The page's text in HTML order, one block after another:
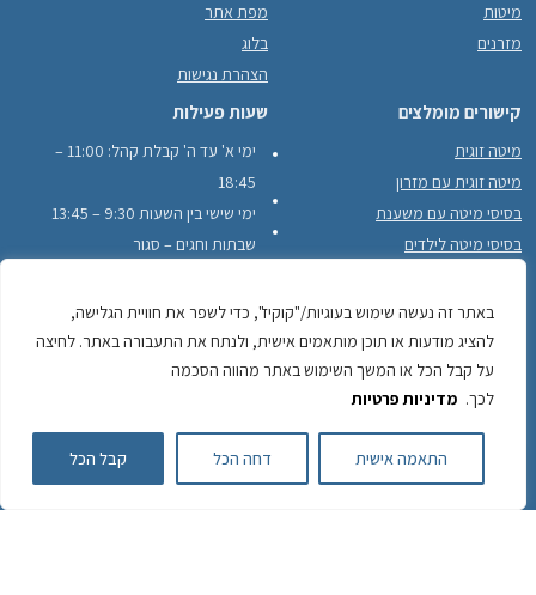
באתר זה נעשה שימוש בעוגיות/"קוקיז", כדי לשפר את חוויית הגלישה,
להציג מודעות או תוכן מותאמים אישית, ולנתח את התעבורה באתר. לחיצה
על קבל הכל או המשך השימוש באתר מהווה הסכמה
לכך. מדיניות פרטיות
התאמה אישית דחה הכל קבל הכל
מיטות
מזרנים
מפת אתר
בלוג
הצהרת נגישות
קישורים מומלצים
מיטה זוגית
מיטה זוגית עם מזרון
בסיסי מיטה עם משענת
בסיסי מיטה לילדים
לקוחות ממליצים
שעות פעילות
ימי א' עד ה' קבלת קהל: 11:00 –
18:45
ימי שישי בין השעות 9:30 – 13:45
שבתות וחגים – סגור
כתובתינו: יוחנן הסנדלר 22, כפר סבא לפרטים והזמנות:
050-743-2484